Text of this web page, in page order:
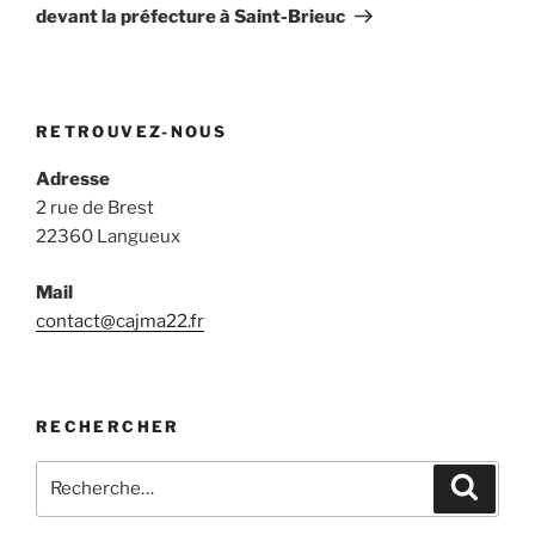
devant la préfecture à Saint-Brieuc
RETROUVEZ-NOUS
Adresse
2 rue de Brest
22360 Langueux
Mail
contact@cajma22.fr
RECHERCHER
pour